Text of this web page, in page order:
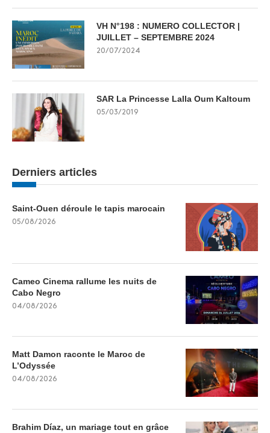
VH N°198 : NUMERO COLLECTOR |
JUILLET – SEPTEMBRE 2024
20/07/2024
SAR La Princesse Lalla Oum Kaltoum
05/03/2019
Derniers articles
Saint-Ouen déroule le tapis marocain
05/08/2026
Cameo Cinema rallume les nuits de
Cabo Negro
04/08/2026
Matt Damon raconte le Maroc de
L’Odyssée
04/08/2026
Brahim Díaz, un mariage tout en grâce